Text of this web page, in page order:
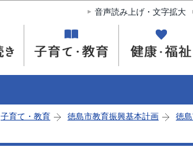
このページの本文へ移動
音声読み上げ・文字拡大
子育て・教育 徳島市教育振興基本計画
徳